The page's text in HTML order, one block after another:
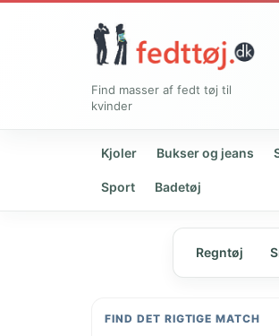
Find masser af fedt tøj til
kvinder
Kjoler Bukser og jeans
Sport Badetøj
Regntøj
FIND DET RIGTIGE MATCH